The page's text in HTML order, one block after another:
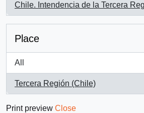
Chile. Intendencia de la Tercera
, 1 results
Place
All
Tercera Región (Chile)
, 1 results
Print preview Close